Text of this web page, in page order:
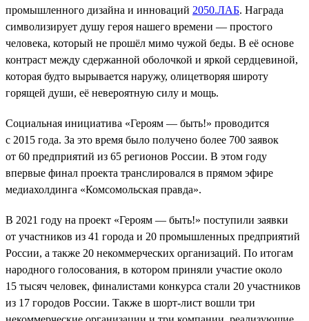
промышленного дизайна и инноваций 2050.ЛАБ. Награда
символизирует душу героя нашего времени — простого
человека, который не прошёл мимо чужой беды. В её основе
контраст между сдержанной оболочкой и яркой сердцевиной,
которая будто вырывается наружу, олицетворяя широту
горящей души, её невероятную силу и мощь.
Социальная инициатива «Героям — быть!» проводится
с 2015 года. За это время было получено более 700 заявок
от 60 предприятий из 65 регионов России. В этом году
впервые финал проекта транслировался в прямом эфире
медиахолдинга «Комсомольская правда».
В 2021 году на проект «Героям — быть!» поступили заявки
от участников из 41 города и 20 промышленных предприятий
России, а также 20 некоммерческих организаций. По итогам
народного голосования, в котором приняли участие около
15 тысяч человек, финалистами конкурса стали 20 участников
из 17 городов России. Также в шорт-лист вошли три